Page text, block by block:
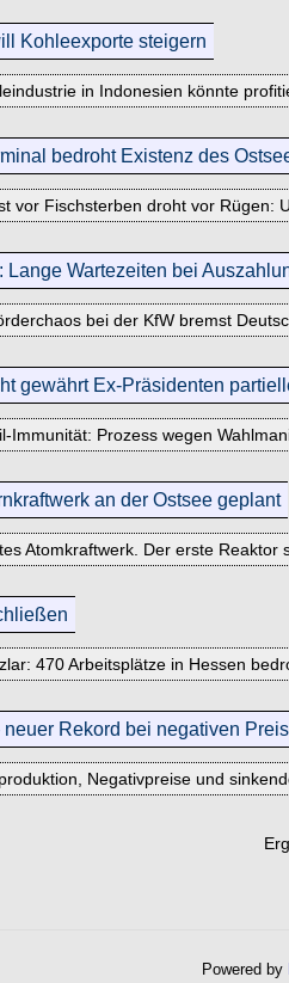
Kohleexporte steigern
in Indonesien könnte
bedroht Existenz des
vor Fischsterben droht vor
Wartezeiten bei
bei der KfW bremst
gewährt Ex-Präsidenten
Immunität: Prozess wegen
an der Ostsee geplant
Atomkraftwerk. Der erste
470 Arbeitsplätze in Hessen
Rekord bei negativen
Negativpreise und
Powered by